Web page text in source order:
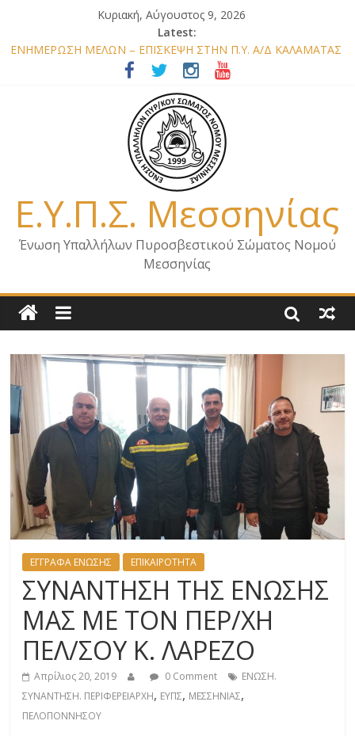
Κυριακή, Αύγουστος 9, 2026
Latest:
ΕΝΗΜΕΡΩΣΗ ΜΕΛΩΝ – ΕΠΙΣΚΕΨΗ ΣΤΗΝ Π.Υ. Α/Δ ΚΑΛΑΜΑΤΑΣ
ΕΠΙΣΤΟΛΗ ΓΙΑ ΣΧΕΔΙΟ ΔΑΣΩΝ 2026
ΕΝΗΜΕΡΩΣΗ Κ. ΑΡΧΗΓΟΥ Π.Σ. ΣΧΕΤΙΚΑ ΜΕ ΟΡΓΑΝΙΚΕΣ
ΘΕΣΕΙΣ ΝΟΜΟΥ ΜΕΣΣΗΝΙΑΣ 2026
ΕΝΗΜΕΡΩΣΗ ΜΕΛΩΝ – ΕΠΙΣΚΕΨΗ ΕΝΩΣΗΣ ΣΕ ΥΠΗΡΕΣΙΕΣ ΚΑΙ
ΚΛΙΜΑΚΙΑ ΤΟΥ ΝΟΜΟΥ ΜΑΣ
ΕΝΗΜΕΡΩΣΗ ΜΕΛΩΝ ΓΙΑ ΕΠΙΣΚΕΨΕΙΣ ΣΩΜΑΤΕΙΟΥ
Ε.Υ.Π.Σ. Μεσσηνίας
Ένωση Υπαλλήλων Πυροσβεστικού Σώματος Νομού
Μεσσηνίας
ΕΓΓΡΑΦΑ ΕΝΩΣΗΣ ΕΠΙΚΑΙΡΟΤΗΤΑ
ΣΥΝΑΝΤΗΣΗ ΤΗΣ ΕΝΩΣΗΣ
ΜΑΣ ΜΕ ΤΟΝ ΠΕΡ/ΧΗ
ΠΕΛ/ΣΟΥ Κ. ΛΑΡΕΖΟ
Απρίλιος 20, 2019 0 Comment
ΕΝΩΣΗ.
ΣΥΝΑΝΤΗΣΗ. ΠΕΡΙΦΕΡΕΙΑΡΧΗ, ΕΥΠΣ, ΜΕΣΣΗΝΙΑΣ,
ΠΕΛΟΠΟΝΝΗΣΟΥ